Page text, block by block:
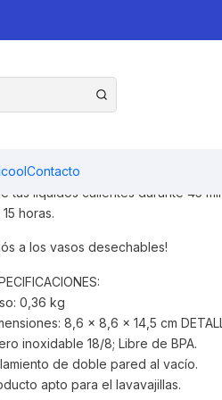
Contacto
ocasión, además se apilan
tus líquidos calientes durante 45
horas.
a los vasos desechables!
0,36 kg
8,6 x 8,6 x 14,5 cm
inoxidable 18/8; Libre de BPA.
de doble pared al vacío.
apto para el lavavajillas.